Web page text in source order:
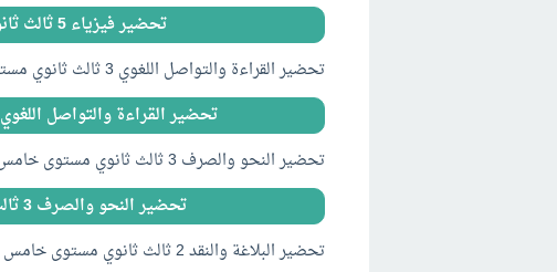
تحضير فيزياء 5 ثالث ثانوي المستوى الخامس فصلي 1441
تحضير القراءة والتواصل اللغوي 3 ثالث ثانوي مستوى خامس فصلي 1441
تحضير القراءة والتواصل اللغوي 3 ثالث ثانوي مستوى خامس فصلي 1441
تحضير النحو والصرف 3 ثالث ثانوي مستوى خامس فصلي 1441
تحضير النحو والصرف 3 ثالث ثانوي مستوى خامس فصلي 1441
تحضير البلاغة والنقد 2 ثالث ثانوي مستوى خامس فصلي 1441